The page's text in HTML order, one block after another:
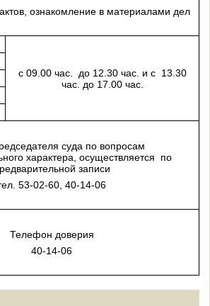
ознакомление в материалами дел
с 09.00 час. до 12.30 час. и с 13.30
час. до 17.00 час.
суда по вопросам
характера, осуществляется по
записи
53-02-60, 40-14-06
Телефон доверия
40-14-06